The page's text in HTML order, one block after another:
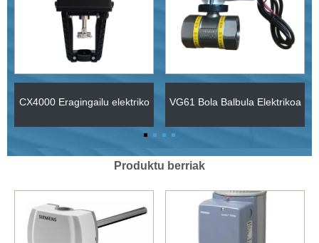
CX4000 Eragingailu elektriko
mekanikoa 4000 N 40 MM-
ko trazua duten
VG61 Bola Balbula Elektrikoa
Produktu berriak